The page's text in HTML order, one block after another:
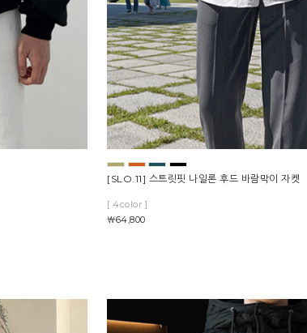
[SLO.11] 스트릿핏 나일론 후드 바람막이 자켓
[ 4color ]
￦64,800